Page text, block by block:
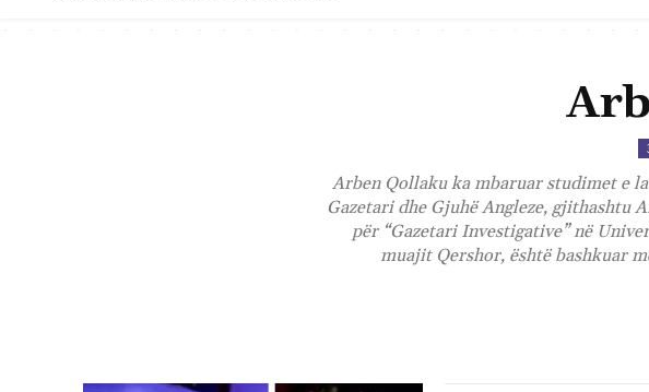
Arben Qollaku ka mbaruar studimet e
Gazetari dhe Gjuhë Angleze, gjithashtu
për “Gazetari Investigative” në
muajit Qershor, është bashkuar